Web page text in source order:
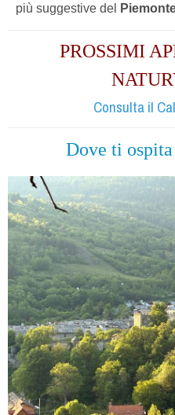
più suggestive del
PROSSIMI
Consulta il
Dove ti